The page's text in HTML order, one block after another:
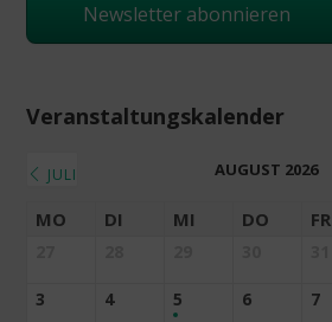
Newsletter abonnieren
Veranstaltungskalender
JULI AUGUST 2026
MO DI MI DO FR
3 4 5 6 7